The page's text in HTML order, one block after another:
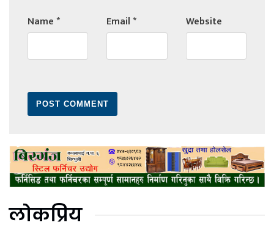
Name* Email* Website
लोकप्रिय